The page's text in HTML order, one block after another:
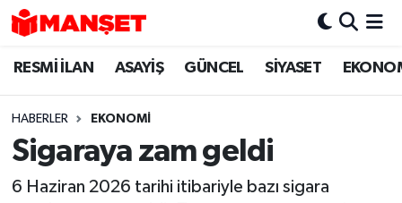
RESMİ İLAN ASAYİŞ GÜNCEL SİYASET
HABERLER EKONOMİ
Sigaraya zam geldi
6 Haziran 2026 tarihi itibariyle bazı sigara
Hava Durumu
Trafik Durumu
Süper Lig Puan Durumu ve Fikstür